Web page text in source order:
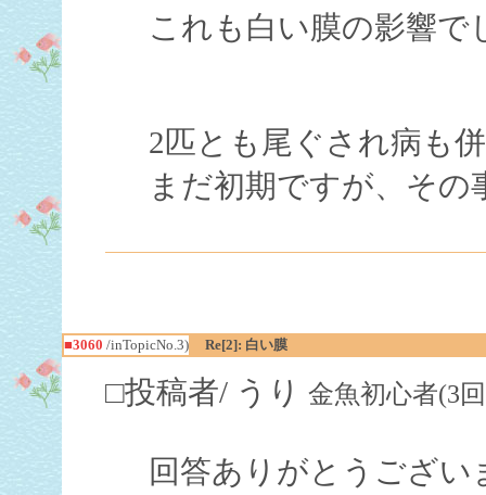
これも白い膜の影響で
2匹とも尾ぐされ病も
まだ初期ですが、そ
■3060 /inTopicNo.3) Re[2]: 白い膜
□投稿者/ うり 金魚初心者(3
回答ありがとうござい